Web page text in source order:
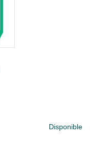
Disponible